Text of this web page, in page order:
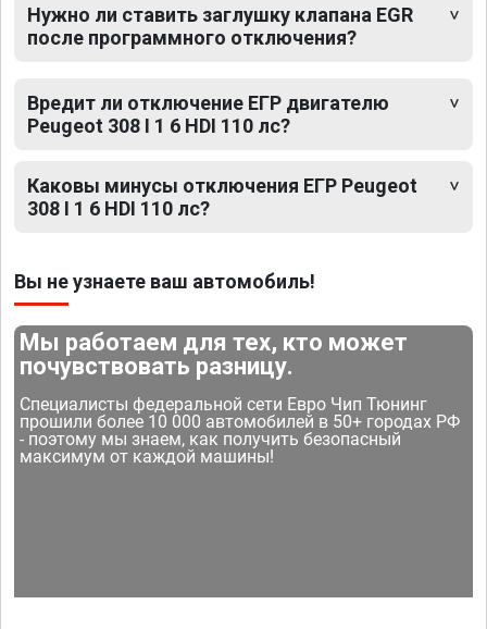
Нужно ли ставить заглушку клапана EGR
после программного отключения?
Вредит ли отключение ЕГР двигателю
Peugeot 308 I 1 6 HDI 110 лс?
Каковы минусы отключения ЕГР Peugeot
308 I 1 6 HDI 110 лс?
Вы не узнаете ваш автомобиль!
Мы работаем для тех, кто может
почувствовать разницу.
Специалисты федеральной сети Евро Чип Тюнинг
прошили более 10 000 автомобилей в 50+ городах РФ
- поэтому мы знаем, как получить безопасный
максимум от каждой машины!